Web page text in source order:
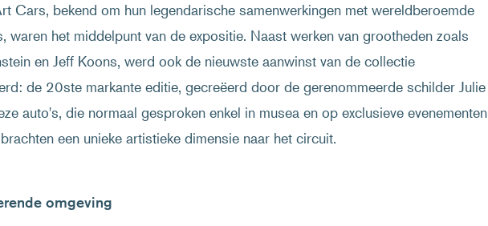
Cars, bekend om hun legendarische samenwerkingen met wereldberoemde
waren het middelpunt van de expositie. Naast werken van grootheden zoals
en Jeff Koons, werd ook de nieuwste aanwinst van de collectie
de 20ste markante editie, gecreëerd door de gerenommeerde schilder Julie
auto's, die normaal gesproken enkel in musea en op exclusieve evenementen
een unieke artistieke dimensie naar het circuit.
omgeving